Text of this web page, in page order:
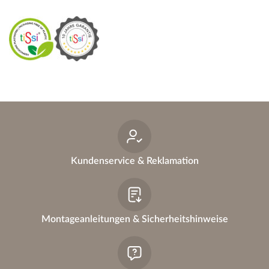
€
Kundenservice & Reklamation
Montageanleitungen & Sicherheitshinweise